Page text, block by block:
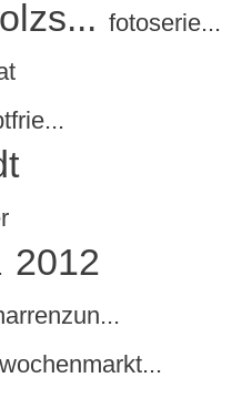
fotoserie...
2012
wochenmarkt...